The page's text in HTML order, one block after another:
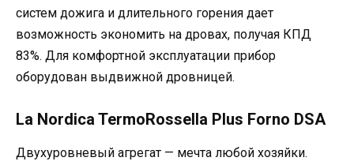
систем дожига и длительного горения дает
возможность экономить на дровах, получая КПД
83%. Для комфортной эксплуатации прибор
оборудован выдвижной дровницей.
La Nordica TermoRossella Plus Forno DSA
Двухуровневый агрегат — мечта любой хозяйки.